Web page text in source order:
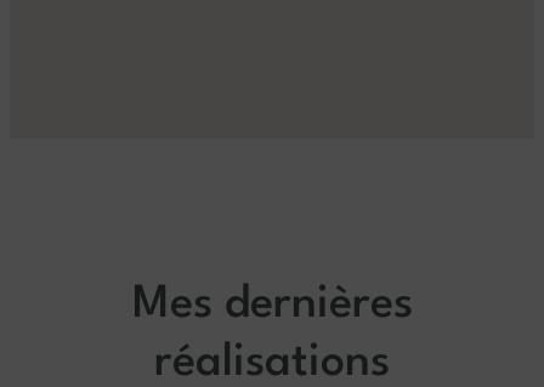
Mes dernières
réalisations